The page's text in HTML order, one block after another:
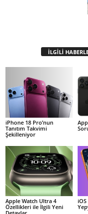
İLGİLİ
iPhone 18 Pro’nun
Tanıtım Takvimi
Şekilleniyor
Apple Watch Ultra 4
Özellikleri ile İlgili Yeni